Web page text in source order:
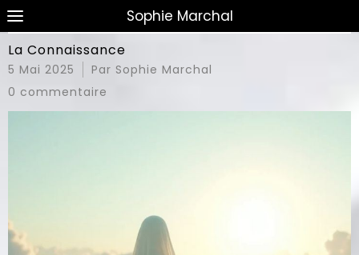
Sophie Marchal
La Connaissance
5 Mai 2025
Par Sophie Marchal
0 commentaire